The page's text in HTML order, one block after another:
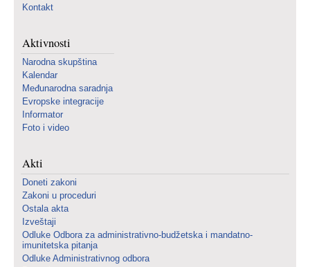
Kontakt
Aktivnosti
Narodna skupština
Kalendar
Međunarodna saradnja
Evropske integracije
Informator
Foto i video
Akti
Doneti zakoni
Zakoni u proceduri
Ostala akta
Izveštaji
Odluke Odbora za administrativno-budžetska i mandatno-
imunitetska pitanja
Odluke Administrativnog odbora